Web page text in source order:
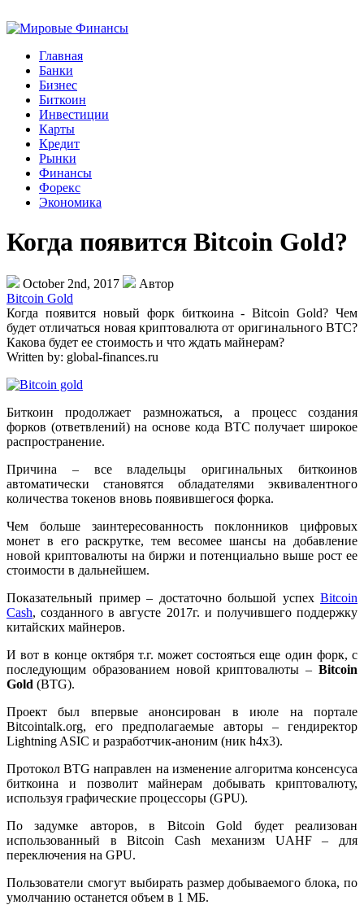
Главная
Банки
Бизнес
Биткоин
Инвестиции
Карты
Кредит
Рынки
Финансы
Форекс
Экономика
Когда появится Bitcoin Gold?
October 2nd, 2017
Автор
Bitcoin Gold
Когда появится новый форк биткоина - Bitcoin Gold? Чем
будет отличаться новая криптовалюта от оригинального BTC?
Какова будет ее стоимость и что ждать майнерам?
Written by: global-finances.ru
Биткоин продолжает размножаться, а процесс создания
форков (ответвлений) на основе кода BTC получает широкое
распространение.
Причина – все владельцы оригинальных биткоинов
автоматически становятся обладателями эквивалентного
количества токенов вновь появившегося форка.
Чем больше заинтересованность поклонников цифровых
монет в его раскрутке, тем весомее шансы на добавление
новой криптовалюты на биржи и потенциально выше рост ее
стоимости в дальнейшем.
Показательный пример – достаточно большой успех Bitcoin
Cash, созданного в августе 2017г. и получившего поддержку
китайских майнеров.
И вот в конце октября т.г. может состояться еще один форк, с
последующим образованием новой криптовалюты – Bitcoin
Gold (BTG).
Проект был впервые анонсирован в июле на портале
Bitcointalk.org, его предполагаемые авторы – гендиректор
Lightning ASIC и разработчик-аноним (ник h4x3).
Протокол BTG направлен на изменение алгоритма консенсуса
биткоина и позволит майнерам добывать криптовалюту,
используя графические процессоры (GPU).
По задумке авторов, в Bitcoin Gold будет реализован
использованный в Bitcoin Cash механизм UAHF – для
переключения на GPU.
Пользователи смогут выбирать размер добываемого блока, по
умолчанию останется объем в 1 МБ.